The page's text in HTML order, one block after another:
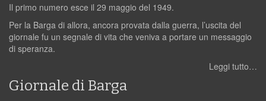
Il primo numero esce il 29 maggio del 1949.
Per la Barga di allora, ancora provata dalla guerra, l’uscita del
giornale fu un segnale di vita che veniva a portare un messaggio
di speranza.
Leggi tutto…
Giornale di Barga